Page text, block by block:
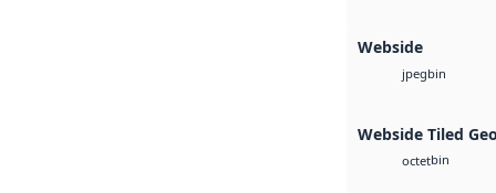
Webside
jpegbin
Webside Tiled
octetbin